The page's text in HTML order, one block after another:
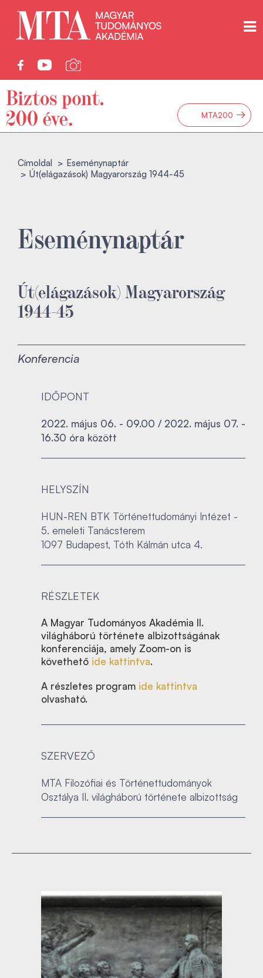
MTA200 →
Címoldal
Eseménynaptár
Út(elágazások) Magyarország 1944-45
Eseménynaptár
Út(elágazások) Magyarország
1944-45
Konferencia
IDŐPONT
2022. május 06. - 09.00 / 2022. május 07. -
16.30 óra között
HELYSZÍN
HUN-REN BTK Történettudományi Intézet -
5. emeleti Tanácsterem
1097 Budapest, Tóth Kálmán utca 4.
RÉSZLETEK
A Magyar Tudományos Akadémia II.
világháború története albizottságának
konferenciája, amely Zoom-on is
követhető ide kattintva.
A részletes program ide kattintva
olvasható.
SZERVEZŐ
MTA Filozófiai és Történettudományok
Osztálya II. világháború története albizottság